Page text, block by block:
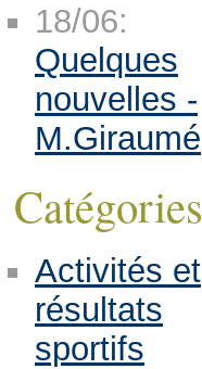
18/06:
Quelques
nouvelles -
M.Giraumé
Catégories
Activités et
résultats
sportifs